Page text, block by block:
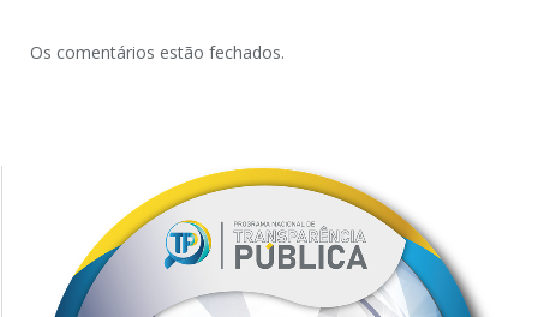
Os comentários estão fechados.